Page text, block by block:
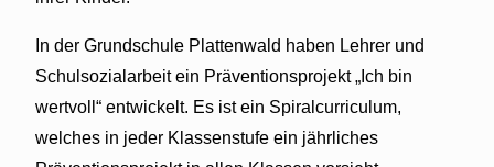
In der Grundschule Plattenwald haben Lehrer und
Schulsozialarbeit ein Präventionsprojekt „Ich bin
wertvoll“ entwickelt. Es ist ein Spiralcurriculum,
welches in jeder Klassenstufe ein jährliches